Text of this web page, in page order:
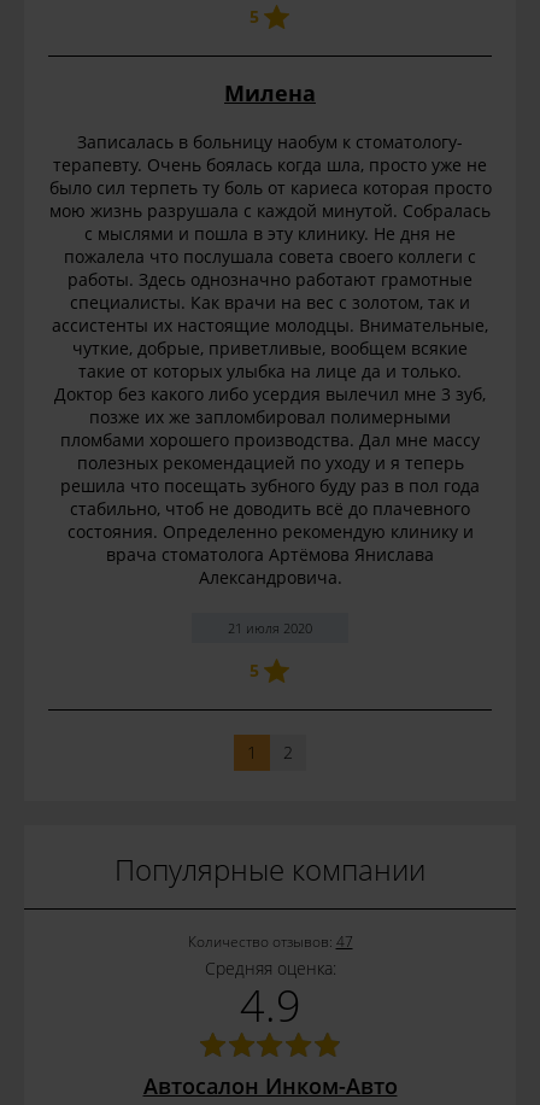
5
Милена
Записалась в больницу наобум к стоматологу-
терапевту. Очень боялась когда шла, просто уже не
было сил терпеть ту боль от кариеса которая просто
мою жизнь разрушала с каждой минутой. Собралась
с мыслями и пошла в эту клинику. Не дня не
пожалела что послушала совета своего коллеги с
работы. Здесь однозначно работают грамотные
специалисты. Как врачи на вес с золотом, так и
ассистенты их настоящие молодцы. Внимательные,
чуткие, добрые, приветливые, вообщем всякие
такие от которых улыбка на лице да и только.
Доктор без какого либо усердия вылечил мне 3 зуб,
позже их же запломбировал полимерными
пломбами хорошего производства. Дал мне массу
полезных рекомендацией по уходу и я теперь
решила что посещать зубного буду раз в пол года
стабильно, чтоб не доводить всё до плачевного
состояния. Определенно рекомендую клинику и
врача стоматолога Артёмова Янислава
Александровича.
21 июля 2020
5
1 2
Популярные компании
Количество отзывов: 47
Средняя оценка:
4.9
Автосалон Инком-Авто